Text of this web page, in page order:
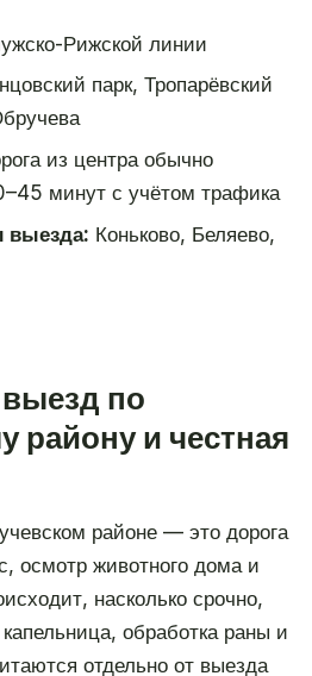
Рижской линии
парк, Тропарёвский
из центра обычно
минут с учётом трафика
выезда: Коньково, Беляево,
по
району и честная
районе — это дорога
осмотр животного дома и
насколько срочно,
обработка раны и
отдельно от выезда